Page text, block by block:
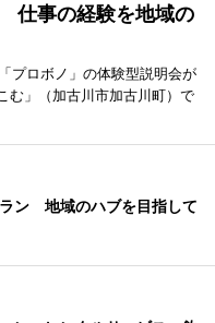
仕事の経験を地域の
プロボノ」の体験型説明会が
む」（加古川市加古川町）で
ン 地域のハブを目指して